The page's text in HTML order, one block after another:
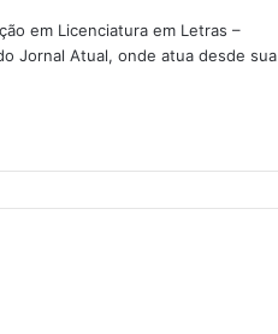
em Licenciatura em Letras –
Jornal Atual, onde atua desde sua